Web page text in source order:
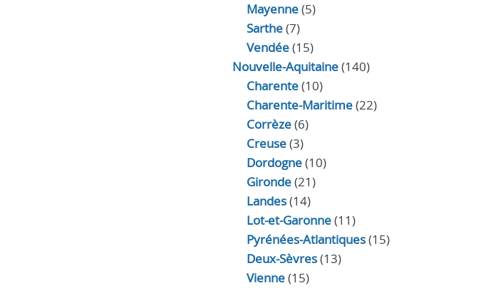
Mayenne(5)
Sarthe(7)
Vendée(15)
Nouvelle-Aquitaine(140)
Charente(10)
Charente-Maritime(22)
Corrèze(6)
Creuse(3)
Dordogne(10)
Gironde(21)
Landes(14)
Lot-et-Garonne(11)
Pyrénées-Atlantiques(15)
Deux-Sèvres(13)
Vienne(15)